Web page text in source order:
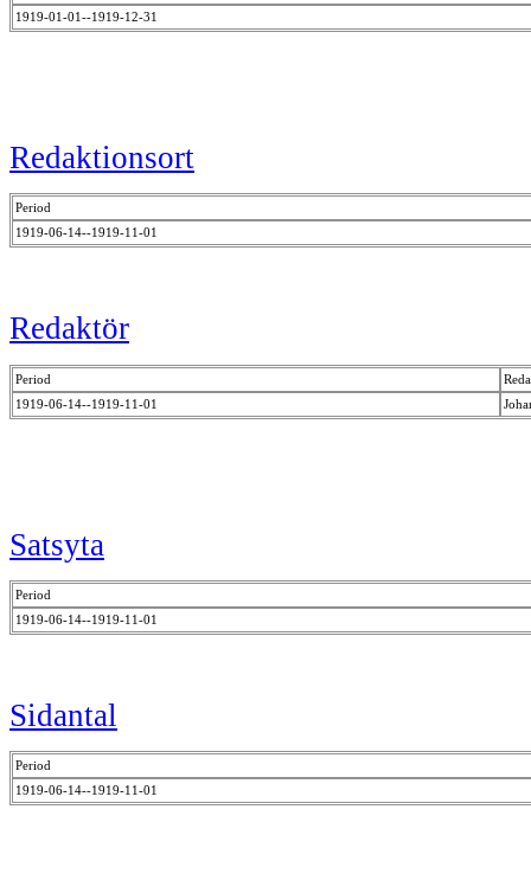
1919-01-01--1919-12-31
Redaktionsort
Period
1919-06-14--1919-11-01
Redaktör
Period
1919-06-14--1919-11-01
Satsyta
Period
1919-06-14--1919-11-01
Sidantal
Period
1919-06-14--1919-11-01